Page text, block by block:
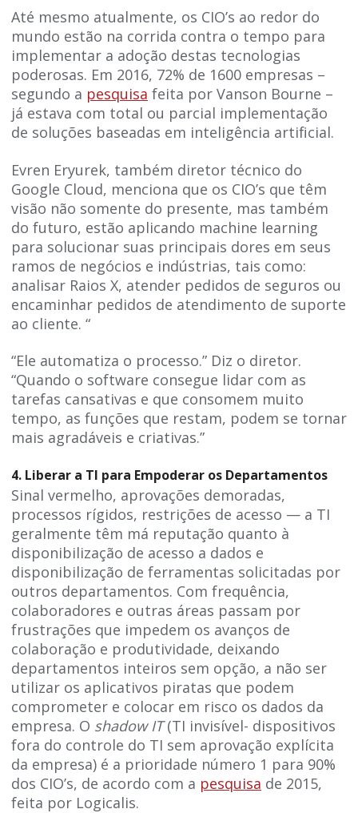
Até mesmo atualmente, os CIO’s ao redor do
mundo estão na corrida contra o tempo para
implementar a adoção destas tecnologias
poderosas. Em 2016, 72% de 1600 empresas –
segundo a pesquisa feita por Vanson Bourne –
já estava com total ou parcial implementação
de soluções baseadas em inteligência artificial.
Evren Eryurek, também diretor técnico do
Google Cloud, menciona que os CIO’s que têm
visão não somente do presente, mas também
do futuro, estão aplicando machine learning
para solucionar suas principais dores em seus
ramos de negócios e indústrias, tais como:
analisar Raios X, atender pedidos de seguros ou
encaminhar pedidos de atendimento de suporte
ao cliente. “
“Ele automatiza o processo.” Diz o diretor.
“Quando o software consegue lidar com as
tarefas cansativas e que consomem muito
tempo, as funções que restam, podem se tornar
mais agradáveis e criativas.”
4. Liberar a TI para Empoderar os Departamentos
Sinal vermelho, aprovações demoradas,
processos rígidos, restrições de acesso — a TI
geralmente têm má reputação quanto à
disponibilização de acesso a dados e
disponibilização de ferramentas solicitadas por
outros departamentos. Com frequência,
colaboradores e outras áreas passam por
frustrações que impedem os avanços de
colaboração e produtividade, deixando
departamentos inteiros sem opção, a não ser
utilizar os aplicativos piratas que podem
comprometer e colocar em risco os dados da
empresa. O shadow IT(TI invisível- dispositivos
fora do controle do TI sem aprovação explícita
da empresa) é a prioridade número 1 para 90%
dos CIO’s, de acordo com a pesquisa de 2015,
feita por Logicalis.